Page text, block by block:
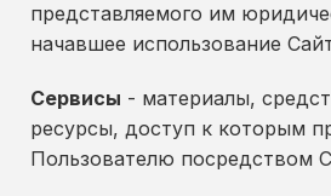
представляемого им
начавшее использование
Сервисы - материалы,
ресурсы, доступ к которым
Пользователю посредством